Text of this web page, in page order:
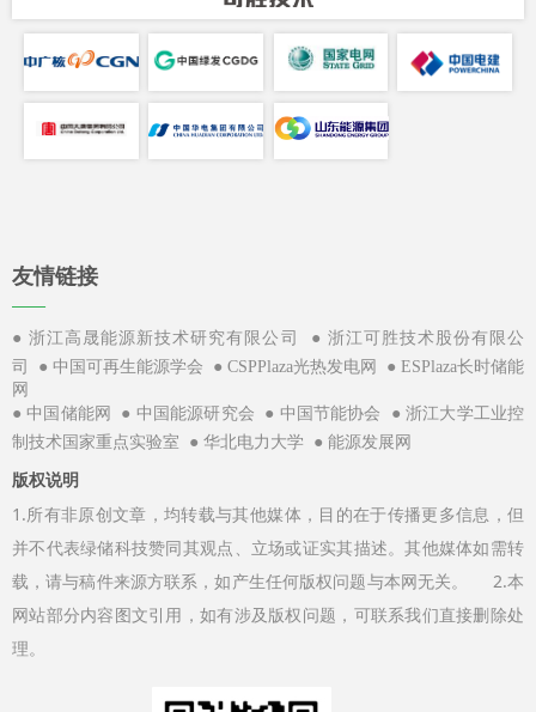
友情链接
——
●浙江高晟能源新技术研究有限公司 ● 浙江可胜技术股份有限公
司
● 中国可再生能源学会 ● CSPPlaza光热发电网 ● ESPlaza长时储能
网
●中国储能网 ● 中国能源研究会 ● 中国节能协会 ●浙江大学工业控
制技术国家重点实验室
● 华北电力大学 ● 能源发展网
版权说明
1.所有非原创文章，均转载与其他媒体，目的在于传播更多信息，但
并不代表绿储科技赞同其观点、立场或证实其描述。其他媒体如需转
载，请与稿件来源方联系，如产生任何版权问题与本网无关。 2.本
网站部分内容图文引用，如有涉及版权问题，可联系我们直接删除处
理。